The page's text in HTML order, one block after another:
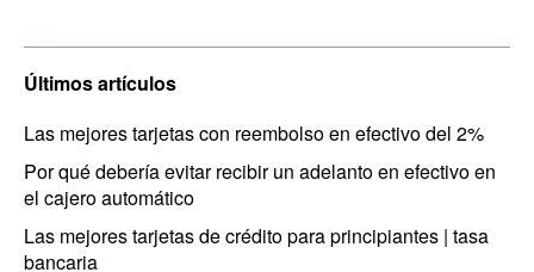
Últimos artículos
Las mejores tarjetas con reembolso en efectivo del 2%
Por qué debería evitar recibir un adelanto en efectivo en
el cajero automático
Las mejores tarjetas de crédito para principiantes | tasa
bancaria